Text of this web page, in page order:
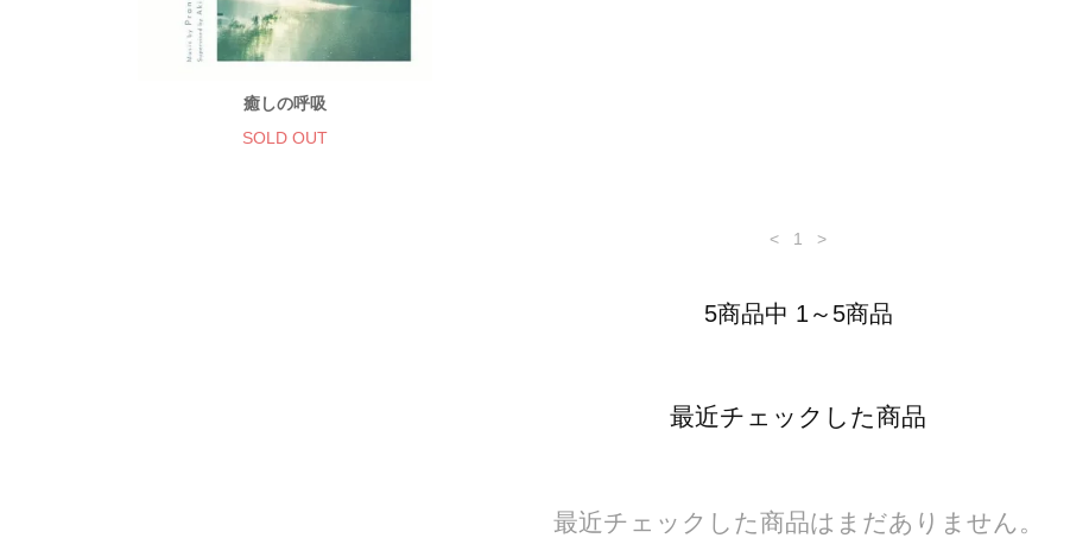
癒しの呼吸
SOLD OUT
< 1 >
5商品中 1～5商品
最近チェックした商品
最近チェックした商品はまだありません。